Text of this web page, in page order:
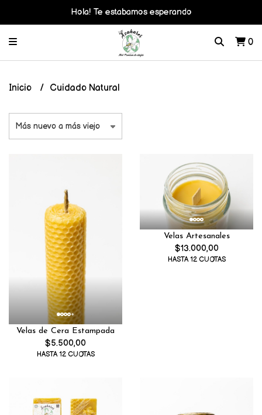
Hola! Te estabamos esperando
0
Inicio Cuidado Natural
Velas de Cera Estampada
$5.500,00
HASTA 12 CUOTAS
Velas Artesanales
$13.000,00
HASTA 12 CUOTAS